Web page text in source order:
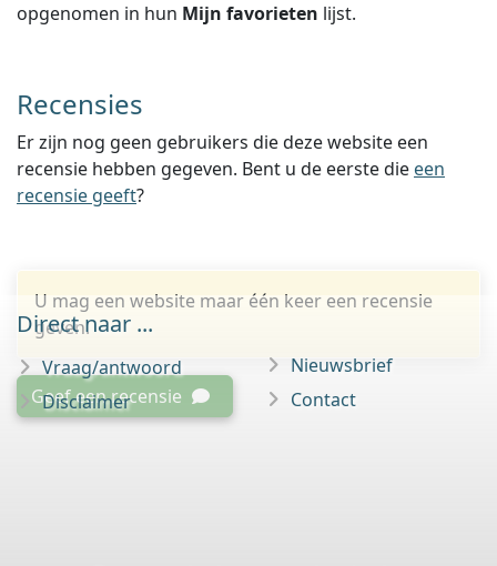
opgenomen in hun Mijn favorieten lijst.
Recensies
Er zijn nog geen gebruikers die deze website een
recensie hebben gegeven. Bent u de eerste die een
recensie geeft?
U mag een website maar één keer een recensie
geven.
Geef een recensie
Direct naar ...
Vraag/antwoord
Disclaimer
Nieuwsbrief
Contact